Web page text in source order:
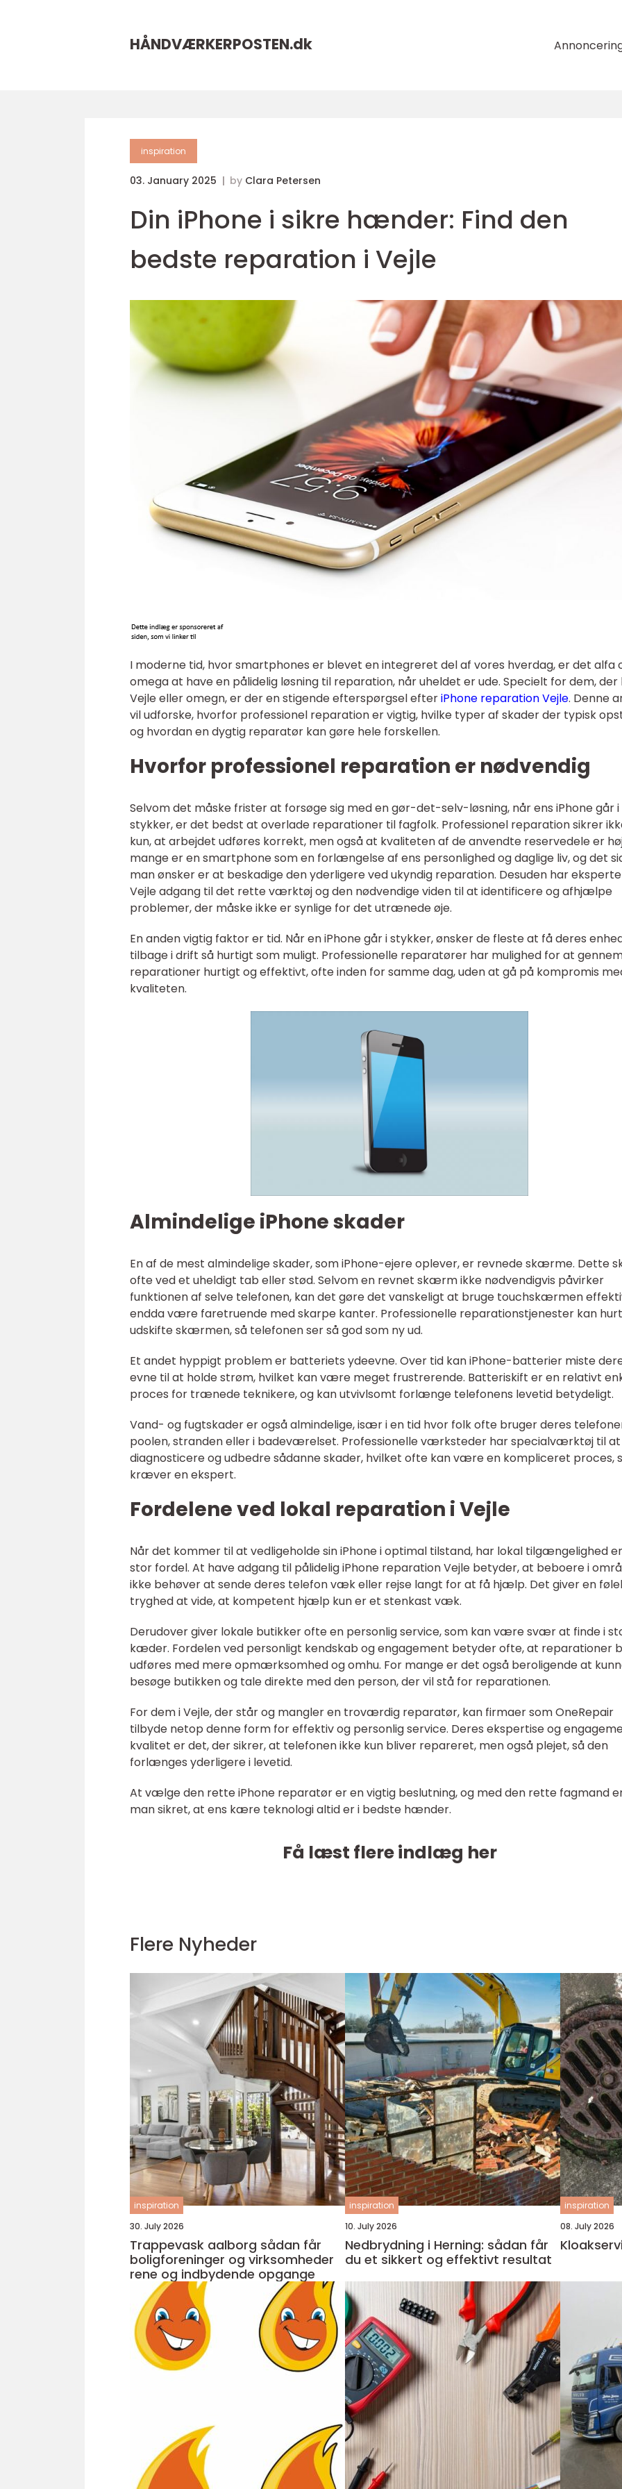
HÅNDVÆRKERPOSTEN.dk
inspiration
03. January 2025 by Clara Petersen
Din iPhone i sikre hænder: Find den
bedste reparation i Vejle
I moderne tid, hvor smartphones er blevet en integreret del af vores hverdag, er det alfa
omega at have en pålidelig løsning til reparation, når uheldet er ude. Specielt for dem, der
Vejle eller omegn, er der en stigende efterspørgsel efteriPhone reparation Vejle. Denne
vil udforske, hvorfor professionel reparation er vigtig, hvilke typer af skader der typisk
og hvordan en dygtig reparatør kan gøre hele forskellen.
Hvorfor professionel reparation er nødvendig
Selvom det måske frister at forsøge sig med en gør-det-selv-løsning, når ens iPhone går i
stykker, er det bedst at overlade reparationer til fagfolk. Professionel reparation sikrer
kun, at arbejdet udføres korrekt, men også at kvaliteten af de anvendte reservedele er
mange er en smartphone som en forlængelse af ens personlighed og daglige liv, og det
man ønsker er at beskadige den yderligere ved ukyndig reparation. Desuden har
Vejle adgang til det rette værktøj og den nødvendige viden til at identificere og afhjælpe
problemer, der måske ikke er synlige for det utrænede øje.
En anden vigtig faktor er tid. Når en iPhone går i stykker, ønsker de fleste at få deres
tilbage i drift så hurtigt som muligt. Professionelle reparatører har mulighed for at
reparationer hurtigt og effektivt, ofte inden for samme dag, uden at gå på kompromis
kvaliteten.
Almindelige iPhone skader
En af de mest almindelige skader, som iPhone-ejere oplever, er revnede skærme. Dette
ofte ved et uheldigt tab eller stød. Selvom en revnet skærm ikke nødvendigvis påvirker
funktionen af selve telefonen, kan det gøre det vanskeligt at bruge touchskærmen
endda være faretruende med skarpe kanter. Professionelle reparationstjenester kan
udskifte skærmen, så telefonen ser så god som ny ud.
Et andet hyppigt problem er batteriets ydeevne. Over tid kan iPhone-batterier miste
evne til at holde strøm, hvilket kan være meget frustrerende. Batteriskift er en relativt
proces for trænede teknikere, og kan utvivlsomt forlænge telefonens levetid betydeligt.
Vand- og fugtskader er også almindelige, især i en tid hvor folk ofte bruger deres
poolen, stranden eller i badeværelset. Professionelle værksteder har specialværktøj til at
diagnosticere og udbedre sådanne skader, hvilket ofte kan være en kompliceret proces,
kræver en ekspert.
Fordelene ved lokal reparation i Vejle
Når det kommer til at vedligeholde sin iPhone i optimal tilstand, har lokal tilgængelighed
stor fordel. At have adgang til pålidelig iPhone reparation Vejle betyder, at beboere i
ikke behøver at sende deres telefon væk eller rejse langt for at få hjælp. Det giver en
tryghed at vide, at kompetent hjælp kun er et stenkast væk.
Derudover giver lokale butikker ofte en personlig service, som kan være svær at finde i
kæder. Fordelen ved personligt kendskab og engagement betyder ofte, at reparationer
udføres med mere opmærksomhed og omhu. For mange er det også beroligende at
besøge butikken og tale direkte med den person, der vil stå for reparationen.
For dem i Vejle, der står og mangler en troværdig reparatør, kan firmaer som OneRepair
tilbyde netop denne form for effektiv og personlig service. Deres ekspertise og
kvalitet er det, der sikrer, at telefonen ikke kun bliver repareret, men også plejet, så den
forlænges yderligere i levetid.
At vælge den rette iPhone reparatør er en vigtig beslutning, og med den rette fagmand
man sikret, at ens kære teknologi altid er i bedste hænder.
Få læst flere indlæg her
Flere Nyheder
inspiration
30. July 2026
Trappevask aalborg sådan får
boligforeninger og virksomheder
rene og indbydende opgange
inspiration
10. July 2026
Nedbrydning i Herning: sådan får
du et sikkert og effektivt resultat
inspiration
08. July 2026